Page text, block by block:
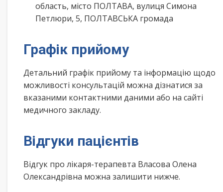
область, місто ПОЛТАВА, вулиця Симона
Петлюри, 5, ПОЛТАВСЬКА громада
Графік прийому
Детальний графік прийому та інформацію щодо
можливості консультацій можна дізнатися за
вказаними контактними даними або на сайті
медичного закладу.
Відгуки пацієнтів
Відгук про лікаря-терапевта Власова Олена
Олександрівна можна залишити нижче.